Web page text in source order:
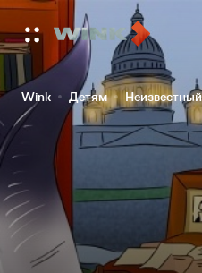
Wink Детям